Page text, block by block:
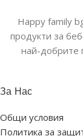
Happy family
продукти за
най-добрите
За Нас
Общи условия
Политика за